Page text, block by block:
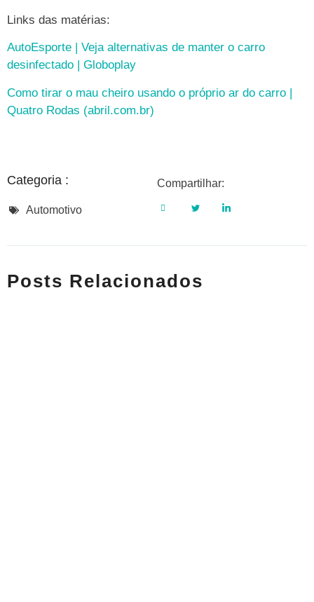
Links das matérias:
AutoEsporte | Veja alternativas de manter o carro
desinfectado | Globoplay
Como tirar o mau cheiro usando o próprio ar do carro |
Quatro Rodas (abril.com.br)
Categoria :
Automotivo
Compartilhar:
Posts Relacionados